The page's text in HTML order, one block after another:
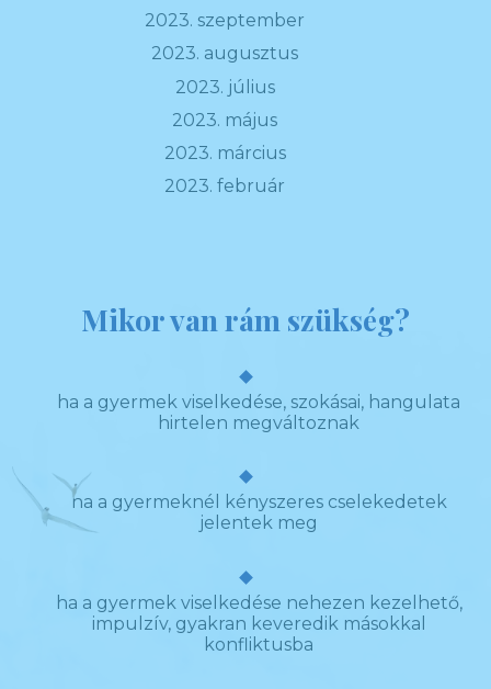
2023. szeptember
2023. augusztus
2023. július
2023. május
2023. március
2023. február
Mikor van rám szükség?
ha a gyermek viselkedése, szokásai, hangulata
hirtelen megváltoznak
ha a gyermeknél kényszeres cselekedetek
jelentek meg
ha a gyermek viselkedése nehezen kezelhető,
impulzív, gyakran keveredik másokkal
konfliktusba